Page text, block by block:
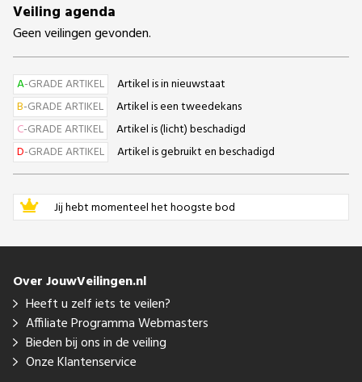
Veiling agenda
Geen veilingen gevonden.
A-GRADE ARTIKEL
Artikel is in nieuwstaat
B-GRADE ARTIKEL
Artikel is een tweedekans
C-GRADE ARTIKEL
Artikel is (licht) beschadigd
D-GRADE ARTIKEL Artikel is gebruikt en beschadigd
Jij hebt momenteel het hoogste bod
Over JouwVeilingen.nl
Heeft u zelf iets te veilen?
Affiliate Programma Webmasters
Bieden bij ons in de veiling
Onze Klantenservice